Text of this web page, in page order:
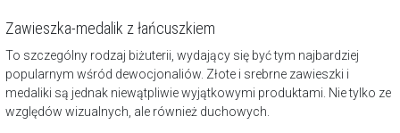
Zawieszka-medalik z łańcuszkiem
To szczególny rodzaj biżuterii, wydający się być tym najbardziej
popularnym wśród dewocjonaliów. Złote i srebrne zawieszki i
medaliki są jednak niewątpliwie wyjątkowymi produktami. Nie tylko ze
względów wizualnych, ale również duchowych.